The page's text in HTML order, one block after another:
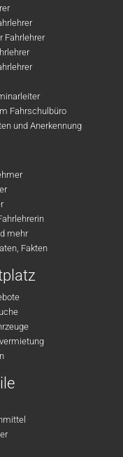
Fahrlehrer
Fahrschulbüro
und Anerkennung
mehr
Fakten